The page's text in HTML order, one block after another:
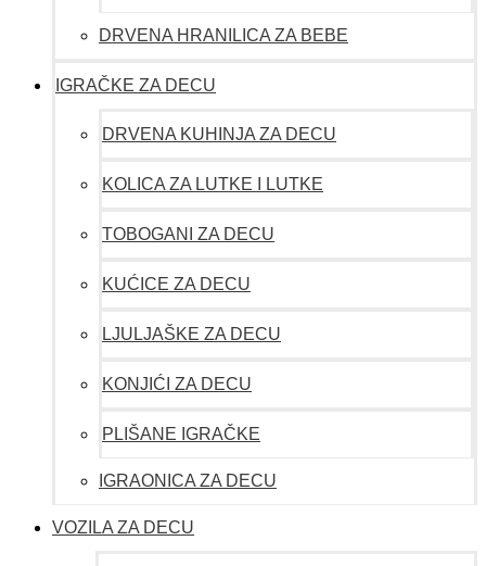
DRVENA HRANILICA ZA BEBE
IGRAČKE ZA DECU
DRVENA KUHINJA ZA DECU
KOLICA ZA LUTKE I LUTKE
TOBOGANI ZA DECU
KUĆICE ZA DECU
LJULJAŠKE ZA DECU
KONJIĆI ZA DECU
PLIŠANE IGRAČKE
IGRAONICA ZA DECU
VOZILA ZA DECU